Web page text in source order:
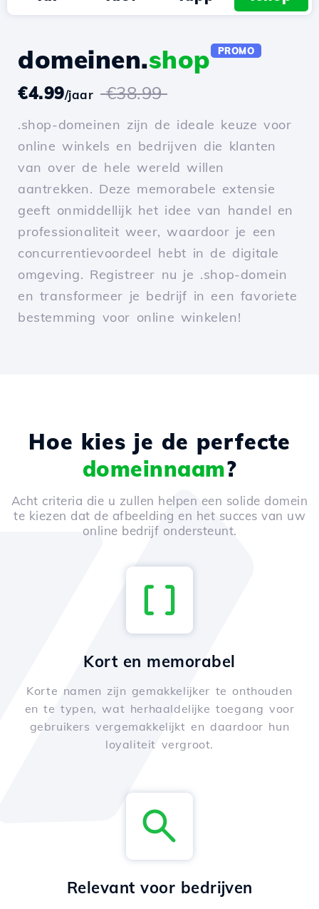
domeinen.shop PROMO
€4.99/jaar €38.99
.shop-domeinen zijn de ideale keuze voor
online winkels en bedrijven die klanten
van over de hele wereld willen
aantrekken. Deze memorabele extensie
geeft onmiddellijk het idee van handel en
professionaliteit weer, waardoor je een
concurrentievoordeel hebt in de digitale
omgeving. Registreer nu je .shop-domein
en transformeer je bedrijf in een favoriete
bestemming voor online winkelen!
Hoe kies je de perfecte
domeinnaam?
Acht criteria die u zullen helpen een solide domein
te kiezen dat de afbeelding en het succes van uw
online bedrijf ondersteunt.
Kort en memorabel
Korte namen zijn gemakkelijker te onthouden
en te typen, wat herhaaldelijke toegang voor
gebruikers vergemakkelijkt en daardoor hun
loyaliteit vergroot.
Relevant voor bedrijven